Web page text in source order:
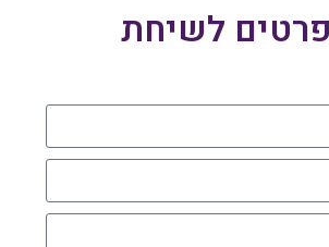
לשיחת